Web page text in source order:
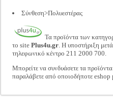
Σύνθεση>Πολυεστέρας
Τα προϊόντα των
το site Plus4u.gr. Η υποστήριξη
τηλεφωνικό κέντρο 211 2000 700.
Μπορείτε να συνδυάσετε τα
παραλάβετε από οποιοδήποτε